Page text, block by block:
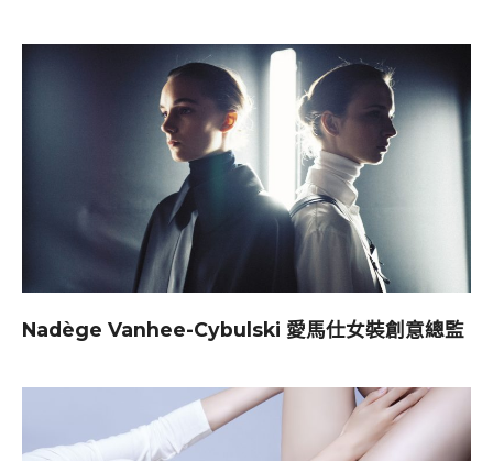
Nadège Vanhee-Cybulski 愛馬仕女裝創意總監